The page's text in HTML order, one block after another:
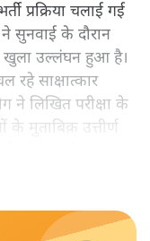
प्रक्रिया चलाई गई
ने सुनवाई के दौरान
खुला उल्लंघन हुआ है।
रहे साक्षात्कार
ने लिखित परीक्षा के
के मुताबिक़ उत्तीर्ण
को कहा है।